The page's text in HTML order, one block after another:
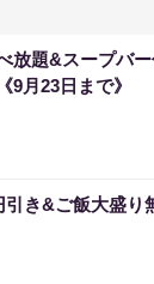
放題&スープバ
9月23日まで》
引き&ご飯大盛